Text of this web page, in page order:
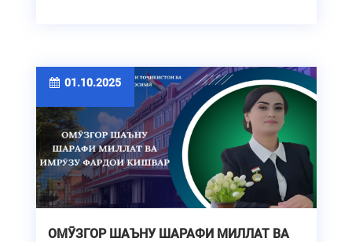
01.10.2025
ОМӮЗГОР ШАЪНУ ШАРАФИ МИЛЛАТ ВА